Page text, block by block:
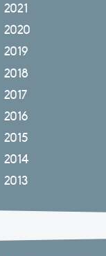
2021
2020
2019
2018
2017
2016
2015
2014
2013